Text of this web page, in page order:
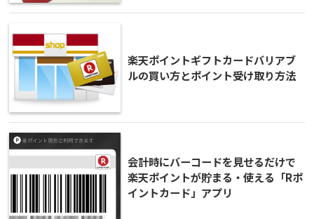
楽天ポイントギフトカードバリアブ
ルの買い方とポイント受け取り方法
会計時にバーコードを見せるだけで
楽天ポイントが貯まる・使える「Rポ
イントカード」アプリ